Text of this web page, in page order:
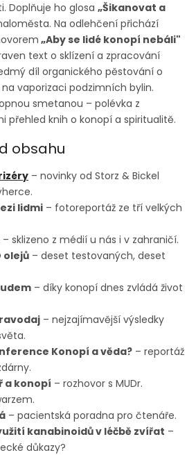
Doplňuje ho glosa „Šikanovat a
Na odlehčení přichází
„Aby se lidé konopí nebáli"
text o sklízení a zpracování
díl organického pěstování o
vaporizaci podzimních bylin.
smetanou – polévka z
přehled knih o konopí a spiritualitě.
obsahu
– novinky od Storz & Bickel
lidmi – fotoreportáž ze tří velkých
– sklizeno z médií u nás i v zahraničí.
olejů – deset testovaných, deset
– díky konopí dnes zvládá život
– nejzajímavější výsledky
Konopí a věda? – reportáž
a konopí – rozhovor s MUDr.
– pacientská poradna pro čtenáře.
kanabinoidů v léčbě zvířat –
důkazy?